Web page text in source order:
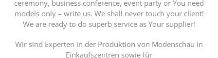
ceremony, business conference, event party or You need
models only – write us. We shall never touch your client!
We are ready to do superb service as Your supplier!
Wir sind Experten in der Produktion von Modenschau in
Einkaufszentren sowie für